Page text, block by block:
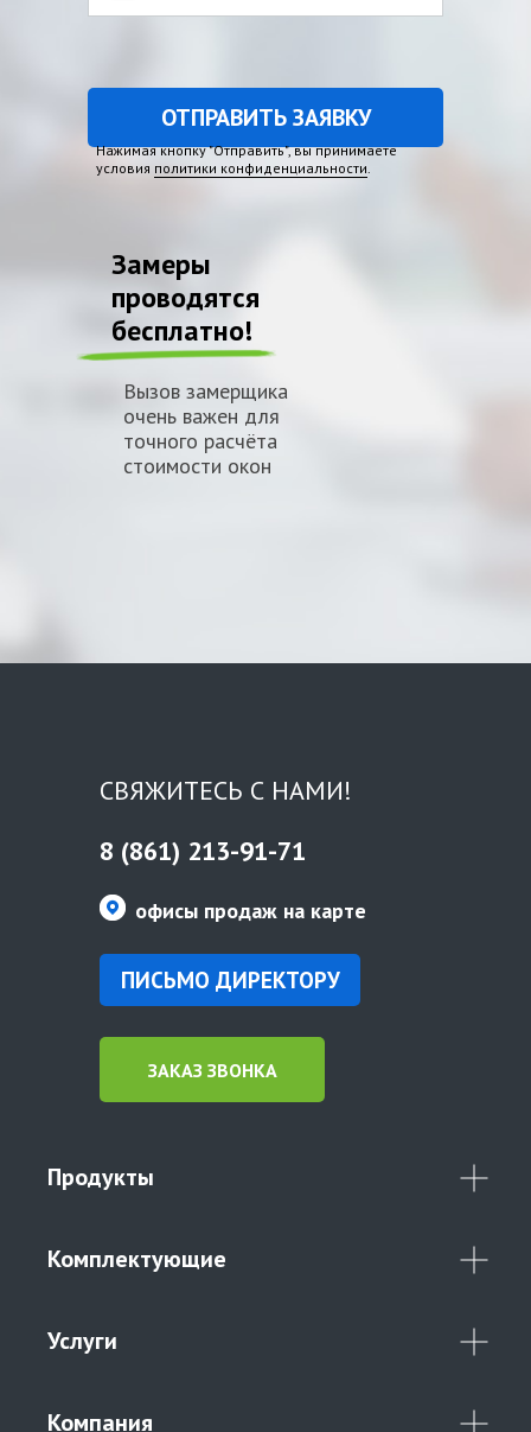
ОТПРАВИТЬ ЗАЯВКУ
Нажимая кнопку "Отправить", вы принимаете
условия политики конфиденциальности.
Замеры
проводятся
бесплатно!
Вызов замерщика
очень важен для
точного расчёта
стоимости окон
СВЯЖИТЕСЬ С НАМИ!
ПИСЬМО ДИРЕКТОРУ
8 (861) 213-91-71
ЗАКАЗ ЗВОНКА
офисы продаж на карте
Продукты
Комплектующие
Услуги
Компания